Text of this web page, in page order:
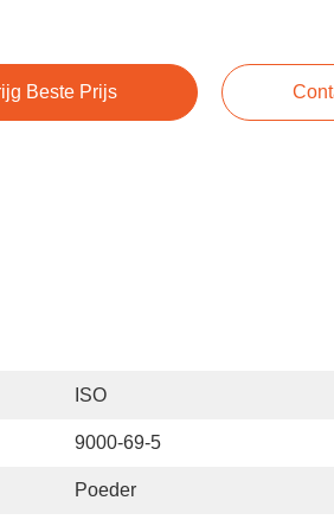
Beste Prijs
ISO
9000-69-5
Poeder